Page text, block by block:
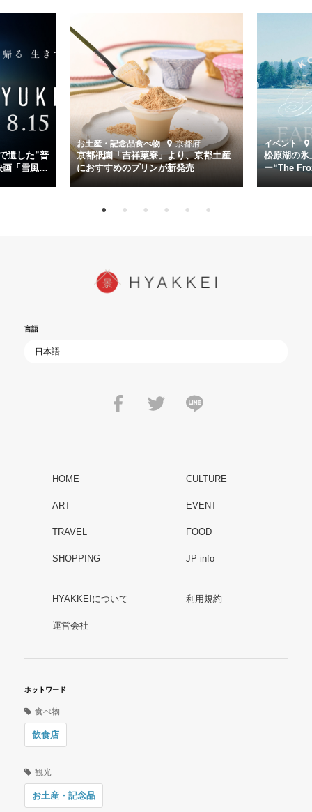
主演は「雪風」の艦長・寺澤一利を演じる竹野内豊。先任伍長・早瀬
幸平を玉木宏が演じるほか、奥平大兼、田中麗奈、石丸幹二、益岡徹
など実力派俳優が共演。そして戦艦大和と運命を共にした帝国海軍・
第二艦隊司令長官、伊藤整一を中井貴一が圧倒的な存在感で演じ切
る。
時代が再び、分断と暴力に揺れる現代。本作は「同じ過ちを繰り返す
道を歩んではいないか」と、彼らが命をかけて守りたいと願っ
た”今”を生きる私達に問いかける。戦後80年、戦争の記憶が薄れゆく
今だからこそ、尊い平和の価値を未来に繋ぐ作品『雪風 YUKIKAZE』
を多くの方にご覧いただきたい。
遺した”普
画「雪風
お土産・記念品食べ物 京都府
京都祇園「吉祥菓寮」より、京都土産
におすすめのプリンが新発売
イベント
松原湖の氷
ー“The
言語
HOME CULTURE
ART EVENT
TRAVEL FOOD
SHOPPING JP info
HYAKKEIについて 利用規約
運営会社
ホットワード
食べ物
飲食店
観光
お土産・記念品